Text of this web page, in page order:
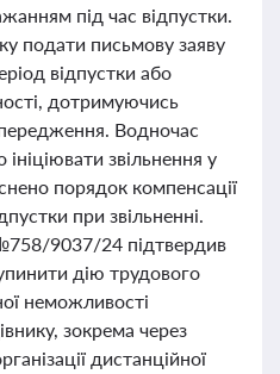
під час відпустки.
подати письмову заяву
відпустки або
дотримуючись
Водночас
звільнення у
порядок компенсації
при звільненні.
9037/24 підтвердив
дію трудового
неможливості
зокрема через
дистанційної